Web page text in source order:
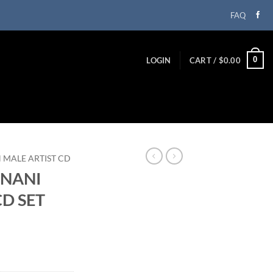
FAQ
LOGIN CART / $0.00 0
MALE ARTIST CD
SET